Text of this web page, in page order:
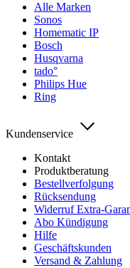
Alle Marken
Sonos
Homematic IP
Bosch
Husqvarna
tado°
Philips Hue
Ring
Kundenservice
Kontakt
Produktberatung
Bestellverfolgung
Rücksendung
Widerruf Extra-
Abo Kündigung
Hilfe
Geschäftskunden
Versand & Zahlung